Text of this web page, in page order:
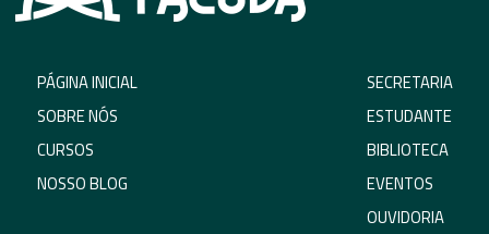
PÁGINA INICIAL
SOBRE NÓS
CURSOS
NOSSO BLOG
SECRETARIA
ESTUDANTE
BIBLIOTECA
EVENTOS
OUVIDORIA